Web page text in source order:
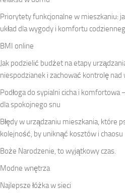
Priorytety funkcjonalne w mieszkaniu:
układ dla wygody i komfortu
BMI online
Jak podzielić budżet na etapy
niespodzianek i zachować kontrolę nad
Podłoga do sypialni cicha i
dla spokojnego snu
Błędy w urządzaniu mieszkania, które
kolejność, by uniknąć kosztów i chaosu
Boże Narodzenie, to wyjątkowy czas.
Modne wnętrza
Najlepsze łóżka w sieci